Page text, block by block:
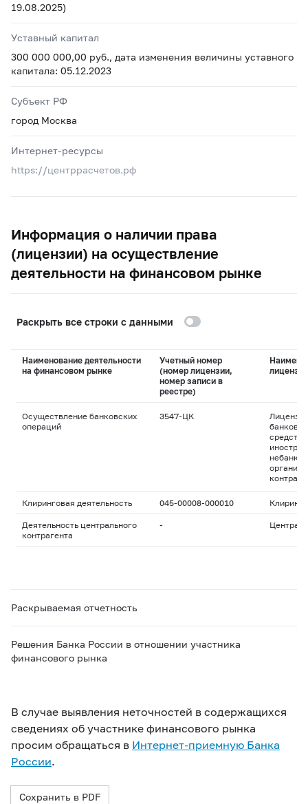
19.08.2025)
Уставный капитал
300 000 000,00 руб., дата изменения величины уставного
капитала: 05.12.2023
Субъект РФ
город Москва
Интернет-ресурсы
https://центррасчетов.рф
Информация о наличии права
(лицензии) на осуществление
деятельности на финансовом рынке
Раскрыть все строки с данными
Наименование деятельности
на финансовом рынке
Учетный номер
(номер лицензии,
номер записи в
реестре)
лицензии
Осуществление банковских
операций
3547-ЦК
Клиринговая деятельность 045-00008-000010
Деятельность центрального
контрагента
-
Раскрываемая отчетность
Решения Банка России в отношении участника
финансового рынка
В случае выявления неточностей в содержащихся
сведениях об участнике финансового рынка
просим обращаться в Интернет-приемную Банка
России.
Сохранить в PDF